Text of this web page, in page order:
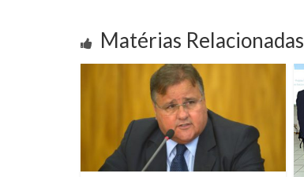
Matérias Relacionadas